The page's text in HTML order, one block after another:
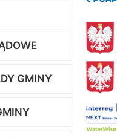
GMINY